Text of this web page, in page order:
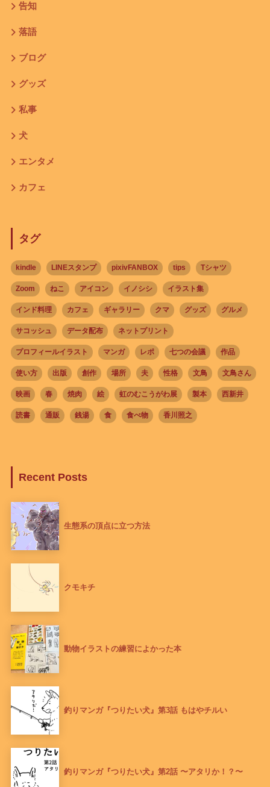
告知
落語
ブログ
グッズ
私事
犬
エンタメ
カフェ
タグ
kindle LINEスタンプ pixivFANBOX tips Tシャツ
Zoom ねこ アイコン イノシシ イラスト集
インド料理 カフェ ギャラリー クマ グッズ グルメ
サコッシュ データ配布 ネットプリント
プロフィールイラスト マンガ レポ 七つの会議 作品
使い方 出版 創作 場所 夫 性格 文鳥 文鳥さん
映画 春 焼肉 絵 虹のむこうがわ展 製本 西新井
読書 通販 銭湯 食 食べ物 香川照之
Recent Posts
生態系の頂点に立つ方法
クモキチ
動物イラストの練習によかった本
釣りマンガ『つりたい犬』第3話 もはやチルい
釣りマンガ『つりたい犬』第2話 〜アタリか！？〜